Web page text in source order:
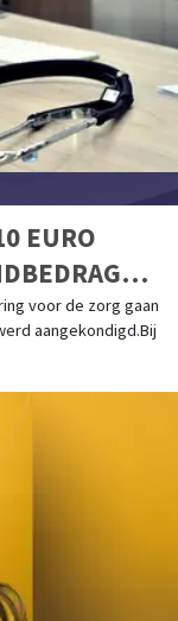
EURO
voor de zorg gaan
aangekondigd.Bij